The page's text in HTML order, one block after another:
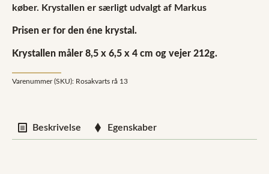
køber. Krystallen er særligt udvalgt af Markus
Prisen er for den éne krystal.
Krystallen måler 8,5 x 6,5 x 4 cm og vejer 212g.
Varenummer (SKU): Rosakvarts rå 13
Beskrivelse Egenskaber